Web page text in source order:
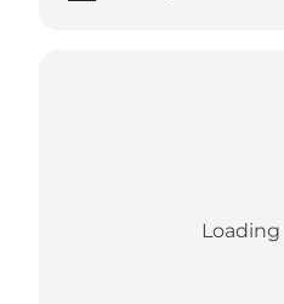
Loading